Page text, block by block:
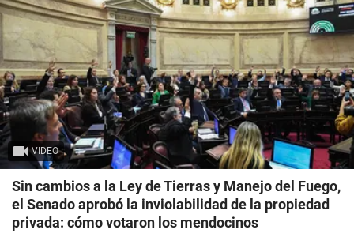
VIDEO
Sin cambios a la Ley de Tierras y Manejo del Fuego,
el Senado aprobó la inviolabilidad de la propiedad
privada: cómo votaron los mendocinos